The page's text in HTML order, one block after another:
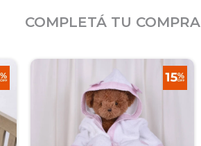
COMPLETÁ TU COMPRA